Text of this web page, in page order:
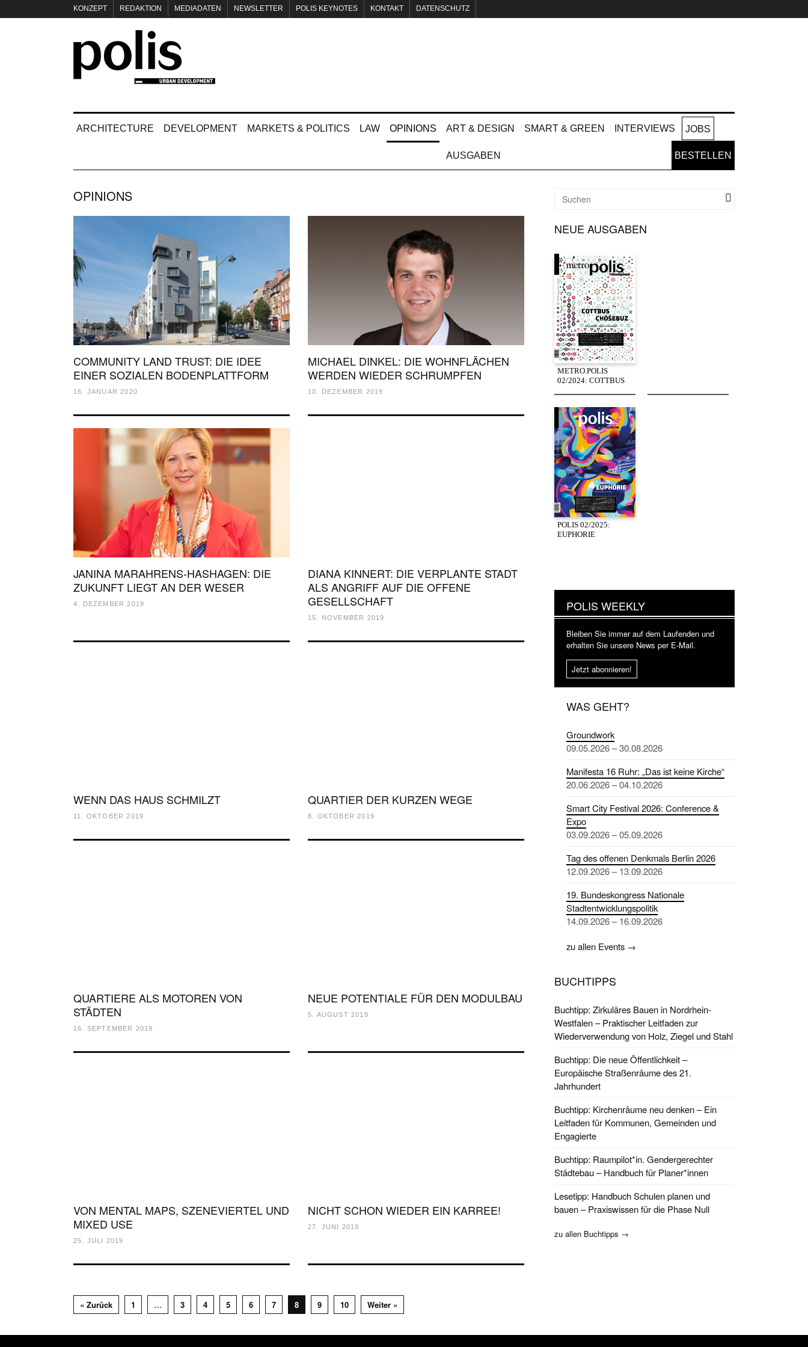
KONZEPT REDAKTION MEDIADATEN NEWSLETTER POLIS KEYNOTES KONTAKT DATENSCHUTZ
ARCHITECTURE DEVELOPMENT MARKETS & POLITICS LAW OPINIONS ART & DESIGN SMART & GREEN INTERVIEWS JOBS
AUSGABEN BESTELLEN
OPINIONS
COMMUNITY LAND TRUST: DIE IDEE
EINER SOZIALEN BODENPLATTFORM
16. JANUAR 2020
MICHAEL DINKEL: DIE WOHNFLÄCHEN
WERDEN WIEDER SCHRUMPFEN
10. DEZEMBER 2019
JANINA MARAHRENS-HASHAGEN: DIE
ZUKUNFT LIEGT AN DER WESER
4. DEZEMBER 2019
DIANA KINNERT: DIE VERPLANTE STADT
ALS ANGRIFF AUF DIE OFFENE
GESELLSCHAFT
15. NOVEMBER 2019
WENN DAS HAUS SCHMILZT
11. OKTOBER 2019
QUARTIER DER KURZEN WEGE
8. OKTOBER 2019
QUARTIERE ALS MOTOREN VON
STÄDTEN
16. SEPTEMBER 2019
NEUE POTENTIALE FÜR DEN MODULBAU
5. AUGUST 2019
VON MENTAL MAPS, SZENEVIERTEL UND
MIXED USE
25. JULI 2019
NICHT SCHON WIEDER EIN KARREE!
27. JUNI 2019
« Zurück 1 … 3 4 5 6 7 8 9 10 Weiter »
NEUE AUSGABEN
METRO.POLIS
02/2024: COTTBUS
POLIS 02/2025:
EUPHORIE
POLIS WEEKLY
Bleiben Sie immer auf dem Laufenden und
erhalten Sie unsere News per E-Mail.
Jetzt abonnieren!
WAS GEHT?
Groundwork
09.05.2026 – 30.08.2026
Manifesta 16 Ruhr: „Das ist keine Kirche“
20.06.2026 – 04.10.2026
Smart City Festival 2026: Conference &
Expo
03.09.2026 – 05.09.2026
Tag des offenen Denkmals Berlin 2026
12.09.2026 – 13.09.2026
19. Bundeskongress Nationale
Stadtentwicklungspolitik
14.09.2026 – 16.09.2026
zu allen Events →
BUCHTIPPS
Buchtipp: Zirkuläres Bauen in Nordrhein-
Westfalen – Praktischer Leitfaden zur
Wiederverwendung von Holz, Ziegel und Stahl
Buchtipp: Die neue Öffentlichkeit –
Europäische Straßenräume des 21.
Jahrhundert
Buchtipp: Kirchenräume neu denken – Ein
Leitfaden für Kommunen, Gemeinden und
Engagierte
Buchtipp: Raumpilot*in. Gendergerechter
Städtebau – Handbuch für Planer*innen
Lesetipp: Handbuch Schulen planen und
bauen – Praxiswissen für die Phase Null
zu allen Buchtipps →